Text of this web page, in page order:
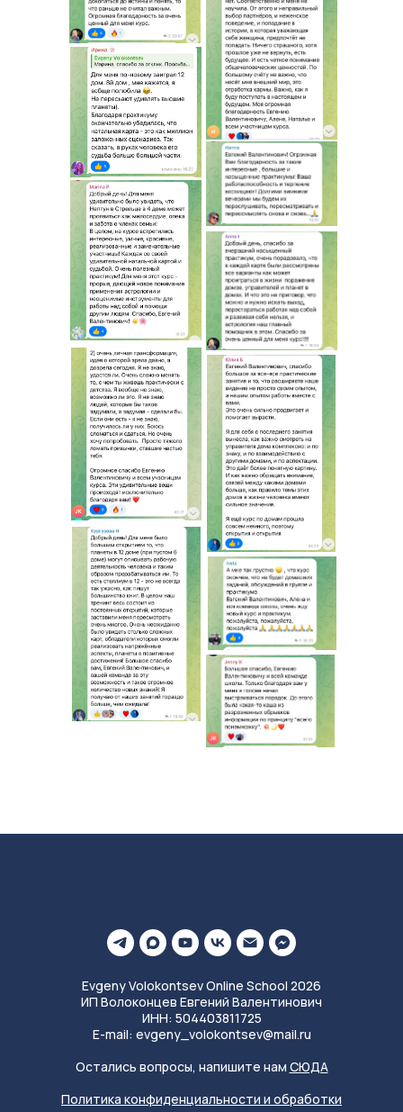
Evgeny Volokontsev Online School 2026
ИП Волоконцев Евгений Валентинович
ИНН: 504403811725
E-mail: evgeny_volokontsev@mail.ru
Остались вопросы, напишите нам СЮДА
Политика конфиденциальности и обработки